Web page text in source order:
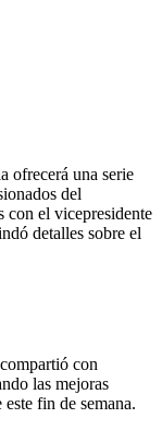
ofrecerá una serie
del
con el vicepresidente
detalles sobre el
con
las mejoras
fin de semana.